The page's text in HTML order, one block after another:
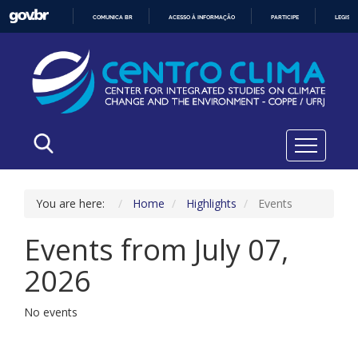
O
CONTEÚDO
COMUNICA BR ACESSO À INFORMAÇÃO PARTICIPE
You are here: Home Highlights Events
Events from July 07,
2026
No events